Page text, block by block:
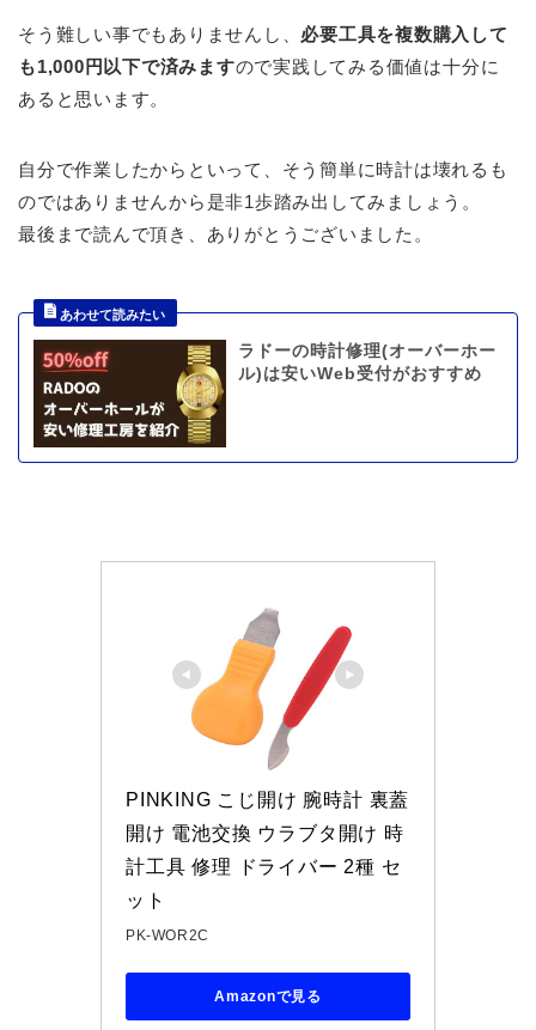
そう難しい事でもありませんし、 必要工具を複数購入して
も1,000円以下で済みますので実践してみる価値は十分に
あると思います。
自分で作業したからといって、そう簡単に時計は壊れるも
のではありませんから是非1歩踏み出してみましょう。
最後まで読んで頂き、ありがとうございました。
ラドーの時計修理(オーバーホー
ル)は安いWeb受付がおすすめ
PINKING こじ開け 腕時計 裏蓋
開け 電池交換 ウラブタ開け 時
計工具 修理 ドライバー 2種 セ
ット
PK-WOR2C
Amazonで見る